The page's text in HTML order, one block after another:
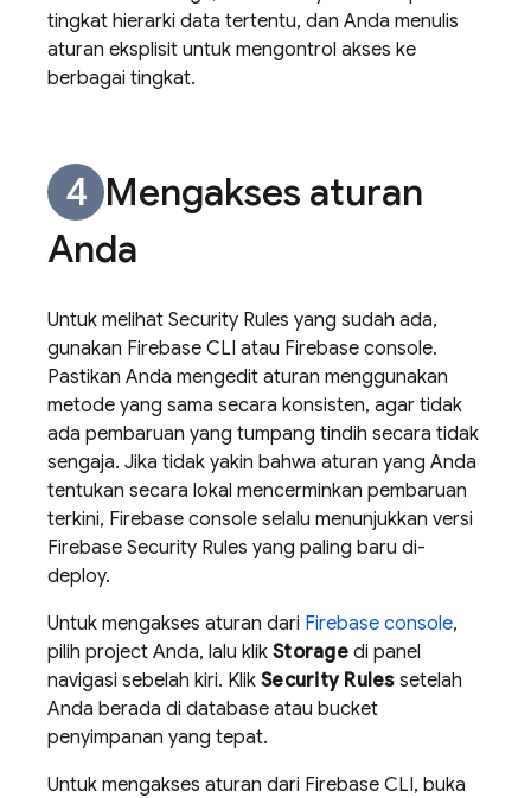
tingkat hierarki data tertentu, dan Anda menulis
aturan eksplisit untuk mengontrol akses ke
berbagai tingkat.
Mengakses aturan
Anda
Untuk melihat Security Rules yang sudah ada,
gunakan Firebase CLI atau Firebase console.
Pastikan Anda mengedit aturan menggunakan
metode yang sama secara konsisten, agar tidak
ada pembaruan yang tumpang tindih secara tidak
sengaja. Jika tidak yakin bahwa aturan yang Anda
tentukan secara lokal mencerminkan pembaruan
terkini, Firebase console selalu menunjukkan versi
Firebase Security Rules yang paling baru di-
deploy.
Untuk mengakses aturan dari Firebase console,
pilih project Anda, lalu klik Storagedi panel
navigasi sebelah kiri. Klik Security Rulessetelah
Anda berada di database atau bucket
penyimpanan yang tepat.
Untuk mengakses aturan dari Firebase CLI, buka